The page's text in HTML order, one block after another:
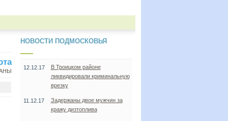
НОВОСТИ ПОДМОСКОВЬЯ
12.12.17
В Троицком районе
ликвидировали криминальную
врезку
11.12.17
Задержаны двое мужчин за
кражу дизтоплива